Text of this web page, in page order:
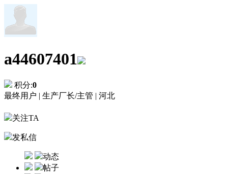
a44607401
积分:0
最终用户 | 生产厂长/主管 | 河北
关注TA
发私信
动态
帖子